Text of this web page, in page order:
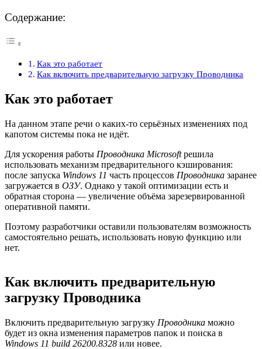
Содержание:
Как это работает
Как включить предварительную загрузку Проводника
Как это работает
На данном этапе речи о каких-то серьёзных изменениях под
капотом системы пока не идёт.
Для ускорения работы Проводника Microsoftрешила
использовать механизм предварительного кэширования:
после запуска Windows 11 часть процессов Проводника заранее
загружается в ОЗУ. Однако у такой оптимизации есть и
обратная сторона — увеличение объёма зарезервированной
оперативной памяти.
Поэтому разработчики оставили пользователям возможность
самостоятельно решать, использовать новую функцию или
нет.
Как включить предварительную
загрузку Проводника
Включить предварительную загрузку Проводника можно
будет из окна изменения параметров папок и поиска в
Windows 11 build 26200.8328 или новее.